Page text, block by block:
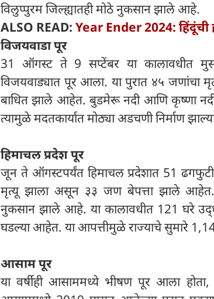
विलुप्पुरम जिल्ह्यातही मोठे नुकसान झाले आहे.
ALSO READ: Year Ender 2024: हिंदूंची
विजयवाडा पूर
31 ऑगस्ट ते 9 सप्टेंबर या कालावधीत
विजयवाड्यात पूर आला. या पुरात ४५
बाधित झाले आहेत. बुडमेरू नदी आणि कृष्णा
त्यामुळे मदतकार्यात मोठ्या अडचणी निर्माण
हिमाचल प्रदेश पूर
जून ते ऑगस्टपर्यंत हिमाचल प्रदेशात 51
मृत्यू झाला असून ३३ जण बेपत्ता झाले आहेत.
नुकसान झाले आहे. या कालावधीत 121 घरे
घडल्या आहेत. या आपत्तीमुळे राज्याचे सुमारे
आसाम पूर
या वर्षीही आसाममध्ये भीषण पूर आला